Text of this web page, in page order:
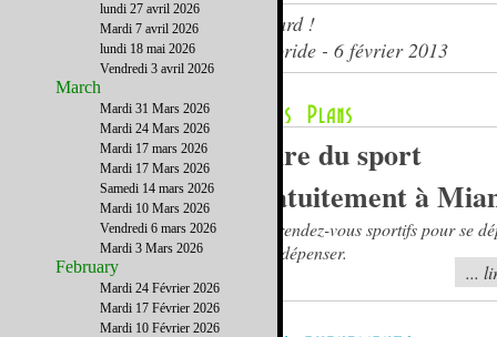
Du sport, de l'amour... et du Ricard !
Le journal du French District Floride - 6 février 2013
Faire du sport
gratuitement à
Des rendez-vous sportifs pour se
sans dépenser.
...
lundi 27 avril 2026
Mardi 7 avril 2026
lundi 18 mai 2026
Vendredi 3 avril 2026
March
Mardi 31 Mars 2026
Mardi 24 Mars 2026
Mardi 17 mars 2026
Mardi 17 Mars 2026
Samedi 14 mars 2026
Mardi 10 Mars 2026
Vendredi 6 mars 2026
Mardi 3 Mars 2026
February
Mardi 24 Février 2026
Mardi 17 Février 2026
Mardi 10 Février 2026